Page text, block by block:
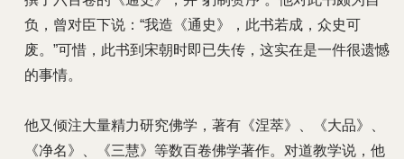
负，曾对臣下说：“我造《通史》，此书若成，众史可
废。”可惜，此书到宋朝时即已失传，这实在是一件很遗憾
的事情。
他又倾注大量精力研究佛学，著有《涅萃》、《大品》、
《净名》、《三慧》等数百卷佛学著作。对道教学说，他